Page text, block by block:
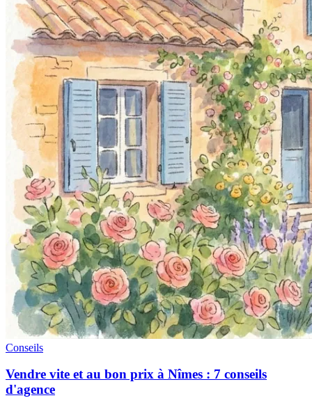
Conseils
Vendre vite et au bon prix à Nîmes : 7 conseils
d'agence